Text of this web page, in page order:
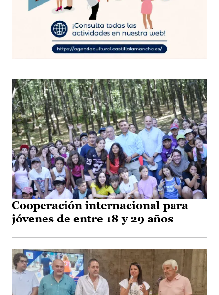
Cooperación internacional para
jóvenes de entre 18 y 29 años